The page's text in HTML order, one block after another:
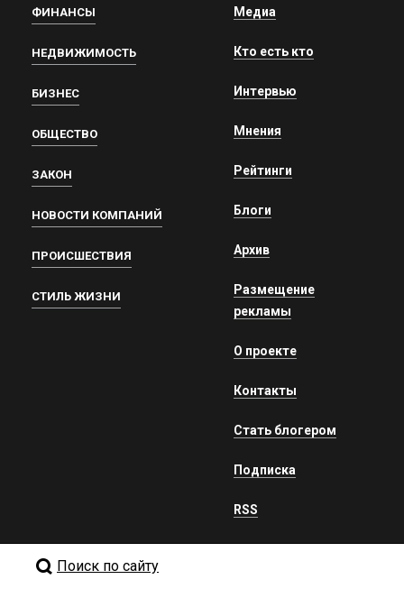
ФИНАНСЫ
НЕДВИЖИМОСТЬ
БИЗНЕС
ОБЩЕСТВО
ЗАКОН
НОВОСТИ КОМПАНИЙ
ПРОИСШЕСТВИЯ
СТИЛЬ ЖИЗНИ
Медиа
Кто есть кто
Интервью
Мнения
Рейтинги
Блоги
Архив
Размещение
рекламы
О проекте
Контакты
Стать блогером
Подписка
RSS
Поиск по сайту